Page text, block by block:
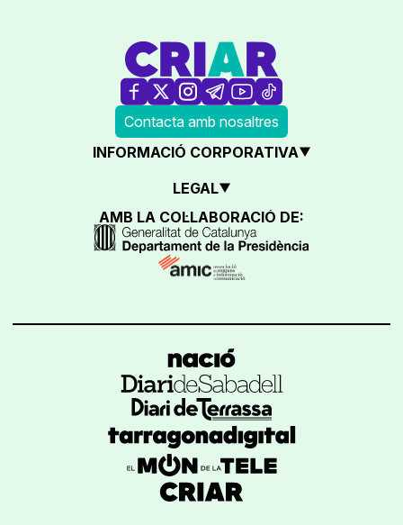
Contacta amb nosaltres
INFORMACIÓ CORPORATIVA
LEGAL
AMB LA COL·LABORACIÓ DE: